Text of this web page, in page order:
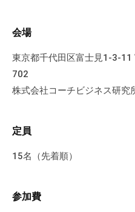
ご
談
く
だ
。
会場
東京都千代田区富士見1-3-
702
株式会社コーチビジネス研究
定員
15名（先着順）
参加費